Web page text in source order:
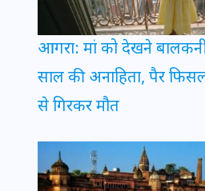
आगरा: मां को देखने
साल की अनाहिता, पैर
से गिरकर मौत